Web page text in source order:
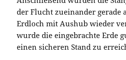
der Flucht zueinander gerade
Erdloch mit Aushub wieder
wurde die eingebrachte Erde
einen sicheren Stand zu